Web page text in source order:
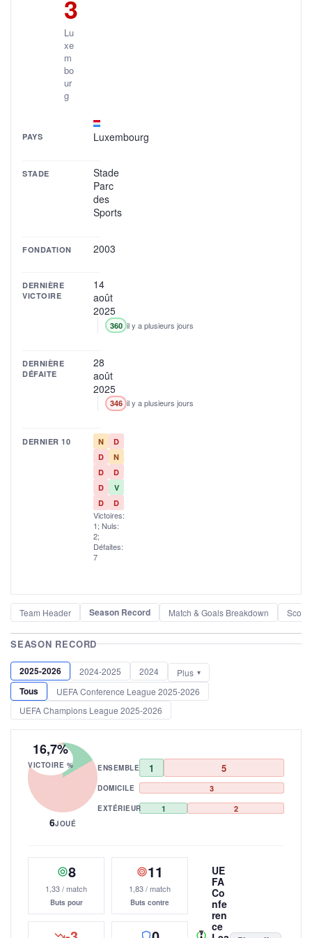
3
Lu
xe
m
bo
ur
g
PAYS Luxembourg
STADE
Stade
Parc
des
Sports
FONDATION 2003
DERNIÈRE
VICTOIRE
14
août
2025
360 il y a plusieurs jours
DERNIÈRE
DÉFAITE
28
août
2025
346 il y a plusieurs jours
DERNIER 10 N
D
D
N
D
D
D
V
D
D
Victoires:
1; Nuls:
2;
Défaites:
7
Team Header Season Record Match & Goals Breakdown
SEASON RECORD
2025-2026 2024-2025 2024 Plus
Tous
UEFA Conference League 2025-2026
UEFA Champions League 2025-2026
16,7%
VICTOIRE %
6JOUÉ
ENSEMBLE 1 5
DOMICILE 3
EXTÉRIEUR 1 2
8
1,33 / match
Buts pour
11
1,83 / match
Buts contre
UE
FA
Co
nfe
ren
ce